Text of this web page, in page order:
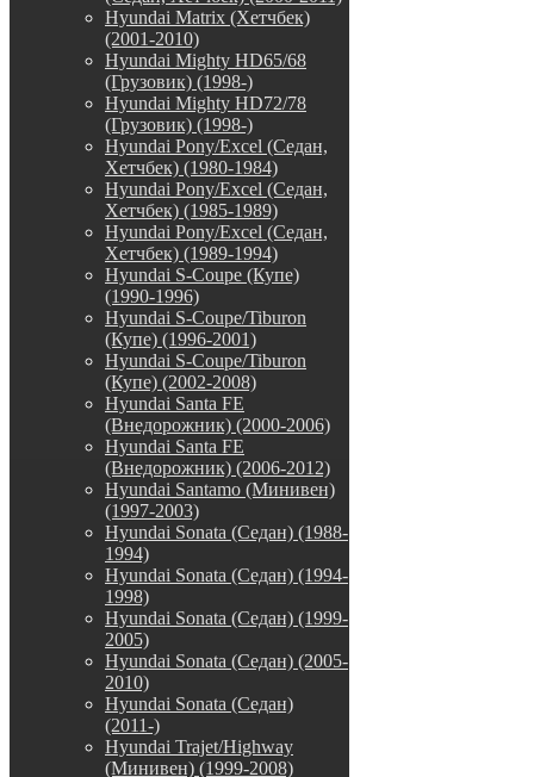
Hyundai Matrix (Хетчбек)
(2001-2010)
Hyundai Mighty HD65/68
(Грузовик) (1998-)
Hyundai Mighty HD72/78
(Грузовик) (1998-)
Hyundai Pony/Excel (Седан,
Хетчбек) (1980-1984)
Hyundai Pony/Excel (Седан,
Хетчбек) (1985-1989)
Hyundai Pony/Excel (Седан,
Хетчбек) (1989-1994)
Hyundai S-Coupe (Купе)
(1990-1996)
Hyundai S-Coupe/Tiburon
(Купе) (1996-2001)
Hyundai S-Coupe/Tiburon
(Купе) (2002-2008)
Hyundai Santa FE
(Внедорожник) (2000-2006)
Hyundai Santa FE
(Внедорожник) (2006-2012)
Hyundai Santamo (Минивен)
(1997-2003)
Hyundai Sonata (Седан) (1988-
1994)
Hyundai Sonata (Седан) (1994-
1998)
Hyundai Sonata (Седан) (1999-
2005)
Hyundai Sonata (Седан) (2005-
2010)
Hyundai Sonata (Седан)
(2011-)
Hyundai Trajet/Highway
(Минивен) (1999-2008)